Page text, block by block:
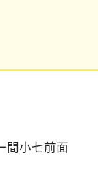
間小七前面